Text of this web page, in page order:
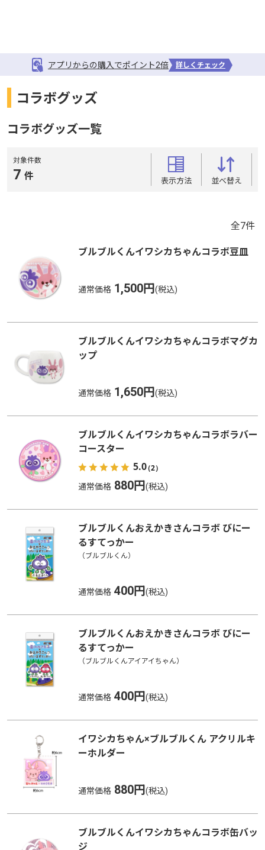
アプリからの購入でポイント2倍 詳しくチェック
コラボグッズ
コラボグッズ一覧
対象件数
7 件 表示方法 並べ替え
全7件
ブルブルくんイワシカちゃんコラボ豆皿
通常価格 1,500円
ブルブルくんイワシカちゃんコラボマグカ
ップ
通常価格 1,650円
ブルブルくんイワシカちゃんコラボラバー
コースター
5.0（2）
通常価格 880円
ブルブルくんおえかきさんコラボ びにー
るすてっかー
（ブルブルくん）
通常価格 400円
ブルブルくんおえかきさんコラボ びにー
るすてっかー
（ブルブルくんアイアイちゃん）
通常価格 400円
イワシカちゃん×ブルブルくん アクリルキ
ーホルダー
通常価格 880円
ブルブルくんイワシカちゃんコラボ缶バッ
ジ